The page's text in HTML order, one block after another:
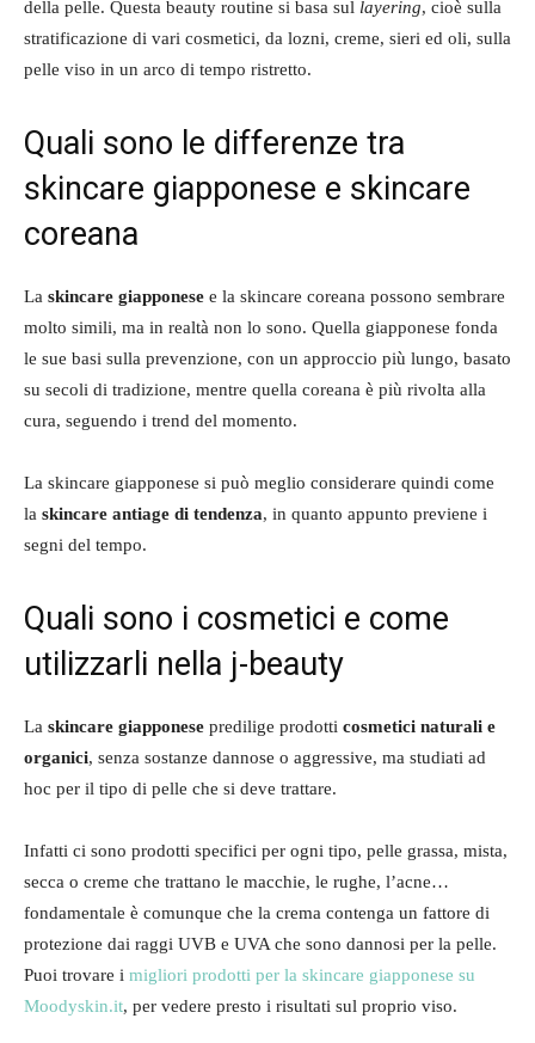
della pelle. Questa beauty routine si basa sul layering, cioè sulla
stratificazione di vari cosmetici, da lozni, creme, sieri ed oli, sulla
pelle viso in un arco di tempo ristretto.
Quali sono le differenze tra
skincare giapponese e skincare
coreana
La skincare giapponese e la skincare coreana possono sembrare
molto simili, ma in realtà non lo sono. Quella giapponese fonda
le sue basi sulla prevenzione, con un approccio più lungo, basato
su secoli di tradizione, mentre quella coreana è più rivolta alla
cura, seguendo i trend del momento.
La skincare giapponese si può meglio considerare quindi come
la skincare antiage di tendenza, in quanto appunto previene i
segni del tempo.
Quali sono i cosmetici e come
utilizzarli nella j-beauty
La skincare giapponese predilige prodotti cosmetici naturali e
organici, senza sostanze dannose o aggressive, ma studiati ad
hoc per il tipo di pelle che si deve trattare.
Infatti ci sono prodotti specifici per ogni tipo, pelle grassa, mista,
secca o creme che trattano le macchie, le rughe, l’acne…
fondamentale è comunque che la crema contenga un fattore di
protezione dai raggi UVB e UVA che sono dannosi per la pelle.
Puoi trovare i migliori prodotti per la skincare giapponese su
Moodyskin.it, per vedere presto i risultati sul proprio viso.